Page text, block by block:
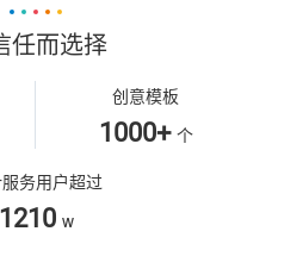
任而选择
创意模板
1000+ 个
务用户超过
1210 w